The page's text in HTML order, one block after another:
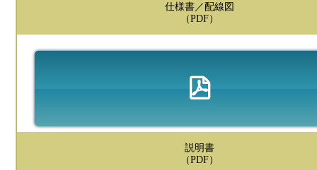
仕様書／配線図
（PDF）
説明書
（PDF）